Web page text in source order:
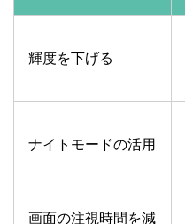
輝度を下げる
ナイトモードの活用
画面の注視時間を減